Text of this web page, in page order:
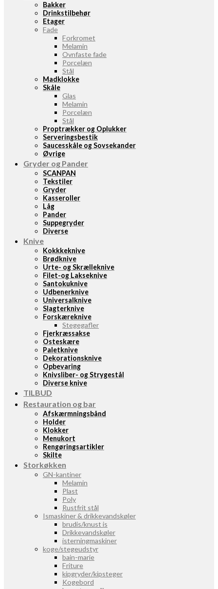
Bakker
Drinkstilbehør
Etager
Fade
Forkromet
Melamin
Ovnfaste fade
Porcelæn
Stål
Madklokke
Skåle
Glas
Melamin
Porcelæn
Stål
Proptrækker og Oplukker
Serveringsbestik
Saucesskåle og Sovsekander
Øvrige
Gryder og Pander
SCANPAN
Tekstiler
Gryder
Kasseroller
Låg
Pander
Suppegryder
Diverse
Knive
Kokkkeknive
Brødknive
Urte- og Skrælleknive
Filet-og Lakseknive
Santokuknive
Udbenerknive
Universalknive
Slagterknive
Forskæreknive
Stegegafler
Fjerkræssakse
Osteskære
Paletknive
Dekorationsknive
Opbevaring
Knivsliber- og Strygestål
Diverse knive
TILBUD
Restauration og bar
Afskærmningsbånd
Holder
Klokker
Menukort
Rengøringsartikler
Skilte
Storkøkken
GN-kantiner
Melamin
Plast
Poly
Rustfrit stål
Ismaskiner & drikkevandskøler
brudis/knust is
Drikkevandskøler
isterningmaskiner
koge/stegeudstyr
bain-marie
Friture
kipgryder/kipsteger
Kogebord